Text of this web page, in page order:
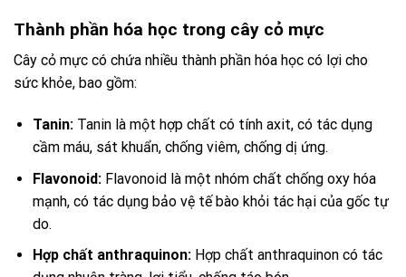
Thành phần hóa học trong cây cỏ mực
Cây cỏ mực có chứa nhiều thành phần hóa học có lợi cho
sức khỏe, bao gồm:
Tanin:Tanin là một hợp chất có tính axit, có tác dụng
cầm máu, sát khuẩn, chống viêm, chống dị ứng.
Flavonoid:Flavonoid là một nhóm chất chống oxy hóa
mạnh, có tác dụng bảo vệ tế bào khỏi tác hại của gốc tự
do.
Hợp chất anthraquinon:Hợp chất anthraquinon có tác